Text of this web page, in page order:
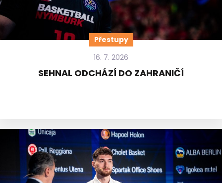
Přestupy
16. 7. 2026
SEHNAL ODCHÁZÍ DO ZAHRANIČÍ